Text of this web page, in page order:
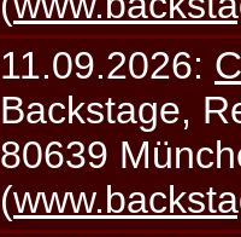
11.09.2026:
Backstage,
80639
(